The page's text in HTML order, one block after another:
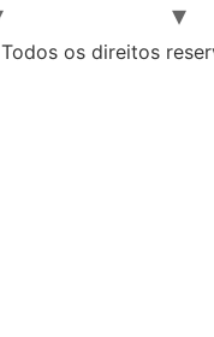
Todos os direitos